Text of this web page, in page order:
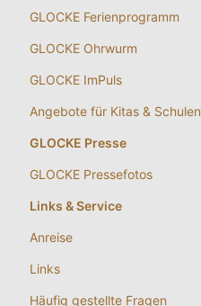
GLOCKE Ferienprogramm
GLOCKE Ohrwurm
GLOCKE ImPuls
Angebote für Kitas & Schulen
GLOCKE Presse
GLOCKE Pressefotos
Links & Service
Anreise
Links
Häufig gestellte Fragen